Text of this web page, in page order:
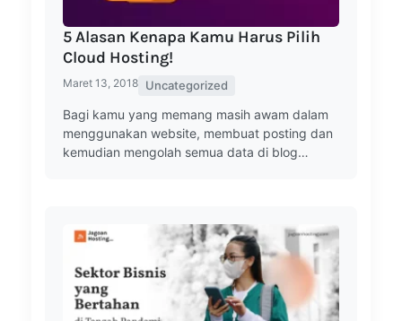
5 Alasan Kenapa Kamu Harus Pilih
Cloud Hosting!
Maret 13, 2018 Uncategorized
Bagi kamu yang memang masih awam dalam
menggunakan website, membuat posting dan
kemudian mengolah semua data di blog…